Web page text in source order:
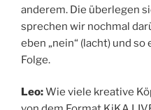
anderem. Die überlegen
sprechen wir nochmal
eben „nein“ (lacht) und
Folge.
Leo:Wie viele kreative